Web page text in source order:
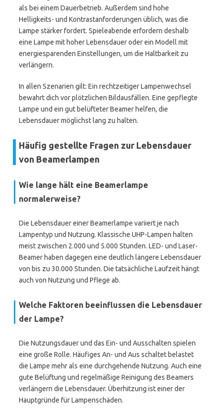
als bei einem Dauerbetrieb. Außerdem sind hohe
Helligkeits- und Kontrastanforderungen üblich, was die
Lampe stärker fordert. Spieleabende erfordern deshalb
eine Lampe mit hoher Lebensdauer oder ein Modell mit
energiesparenden Einstellungen, um die Haltbarkeit zu
verlängern.
In allen Szenarien gilt: Ein rechtzeitiger Lampenwechsel
bewahrt dich vor plötzlichen Bildausfällen. Eine gepflegte
Lampe und ein gut belüfteter Beamer helfen, die
Lebensdauer möglichst lang zu halten.
Häufig gestellte Fragen zur Lebensdauer
von Beamerlampen
Wie lange hält eine Beamerlampe
normalerweise?
Die Lebensdauer einer Beamerlampe variiert je nach
Lampentyp und Nutzung. Klassische UHP-Lampen halten
meist zwischen 2.000 und 5.000 Stunden. LED- und Laser-
Beamer haben dagegen eine deutlich längere Lebensdauer
von bis zu 30.000 Stunden. Die tatsächliche Laufzeit hängt
auch von Nutzung und Pflege ab.
Welche Faktoren beeinflussen die Lebensdauer
der Lampe?
Die Nutzungsdauer und das Ein- und Ausschalten spielen
eine große Rolle. Häufiges An- und Aus schaltet belastet
die Lampe mehr als eine durchgehende Nutzung. Auch eine
gute Belüftung und regelmäßige Reinigung des Beamers
verlängern die Lebensdauer. Überhitzung ist einer der
Hauptgründe für Lampenschäden.